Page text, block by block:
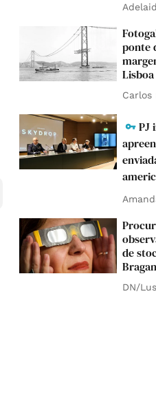
ponte
Lisboa
Carlos
PJ
de
DN/